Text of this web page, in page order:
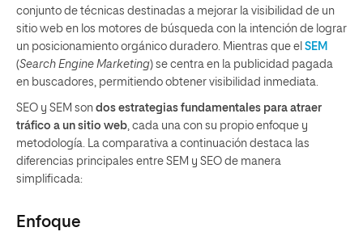
conjunto de técnicas destinadas a mejorar la visibilidad de un
sitio web en los motores de búsqueda con la intención de lograr
un posicionamiento orgánico duradero. Mientras que el SEM
(Search Engine Marketing) se centra en la publicidad pagada
en buscadores, permitiendo obtener visibilidad inmediata.
SEO y SEM son dos estrategias fundamentales para atraer
tráfico a un sitio web , cada una con su propio enfoque y
metodología. La comparativa a continuación destaca las
diferencias principales entre SEM y SEO de manera
simplificada:
Enfoque